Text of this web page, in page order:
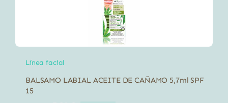
Línea facial
BALSAMO LABIAL ACEITE DE CAÑAMO 5,7ml SPF
15